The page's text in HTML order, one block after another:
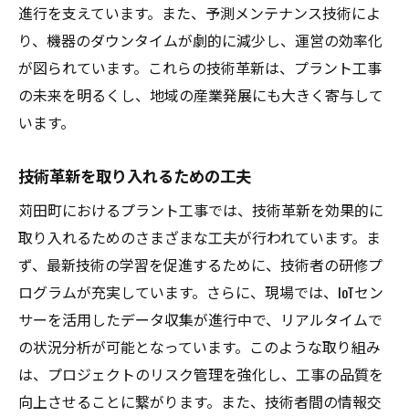
進行を支えています。また、予測メンテナンス技術によ
り、機器のダウンタイムが劇的に減少し、運営の効率化
が図られています。これらの技術革新は、プラント工事
の未来を明るくし、地域の産業発展にも大きく寄与して
います。
技術革新を取り入れるための工夫
苅田町におけるプラント工事では、技術革新を効果的に
取り入れるためのさまざまな工夫が行われています。ま
ず、最新技術の学習を促進するために、技術者の研修プ
ログラムが充実しています。さらに、現場では、IoTセン
サーを活用したデータ収集が進行中で、リアルタイムで
の状況分析が可能となっています。このような取り組み
は、プロジェクトのリスク管理を強化し、工事の品質を
向上させることに繋がります。また、技術者間の情報交